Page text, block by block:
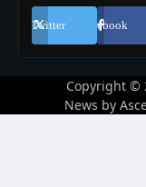
Twitter Facebook
Copyright ©
News by